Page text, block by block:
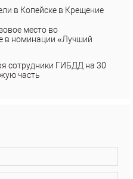
в Копейске в Крещение
место во
в номинации «Лучший
сотрудники ГИБДД на 30
часть